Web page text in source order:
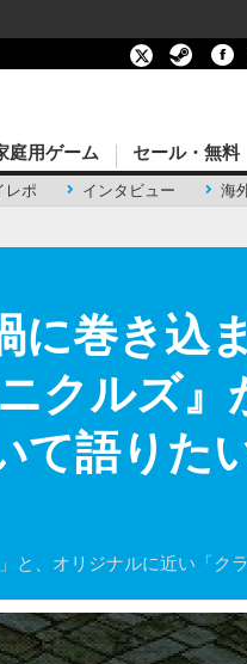
レポ インタビュー 海
庭用ゲーム セール・無料
に巻き込
クルズ
て語りた
と、オリジナルに近い「ク